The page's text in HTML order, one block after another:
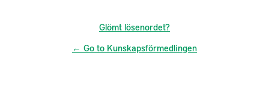
Glömt lösenordet?
← Go to Kunskapsförmedlingen